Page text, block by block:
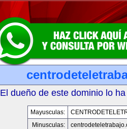
El dueño de este dominio lo
Mayusculas:
Minusculas: